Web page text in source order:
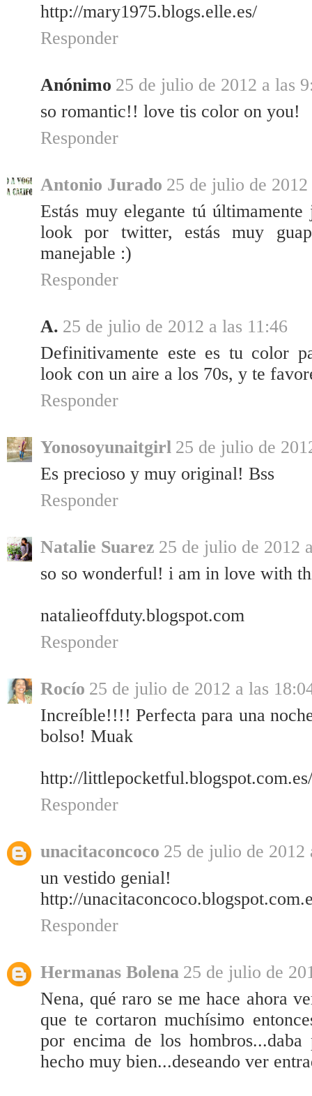
http://mary1975.blogs.elle.es/
Responder
Anónimo 25 de julio de 2012 a las
so romantic!! love tis color on you!
Responder
Antonio Jurado 25 de julio de
Estás muy elegante tú
look por twitter, estás muy
manejable :)
Responder
A. 25 de julio de 2012 a las 11:46
Definitivamente este es tu color
look con un aire a los 70s, y te
Responder
Yonosoyunaitgirl 25 de julio de
Es precioso y muy original! Bss
Responder
Natalie Suarez 25 de julio de 2012
so so wonderful! i am in love with
natalieoffduty.blogspot.com
Responder
Rocío 25 de julio de 2012 a las
Increíble!!!! Perfecta para una
bolso! Muak
http://littlepocketful.blogspot.com.es/
Responder
unacitaconcoco 25 de julio de 2012
un vestido genial!
http://
Responder
Hermanas Bolena 25 de julio de
Nena, qué raro se me hace ahora
que te cortaron muchísimo
por encima de los
hecho muy bien...deseando ver